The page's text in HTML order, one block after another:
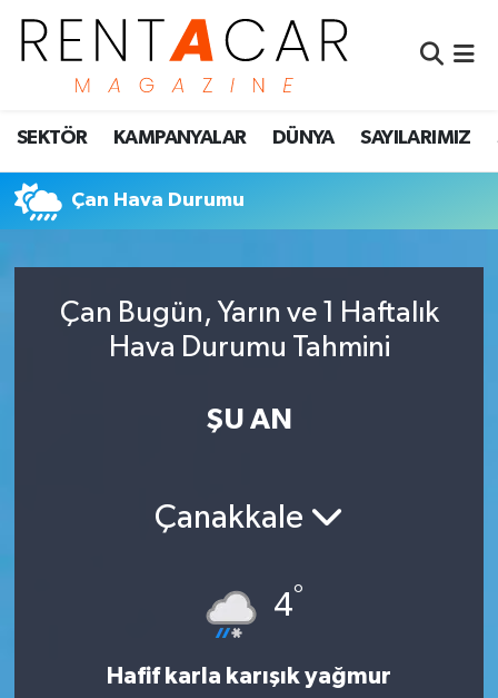
SEKTÖR KAMPANYALAR DÜNYA SAYILARIMIZ
Çan Hava Durumu
Çan Bugün, Yarın ve 1 Haftalık
Hava Durumu Tahmini
ŞU AN
Çanakkale
4°
Hafif karla karışık yağmur
İstanbul Nöbetçi Eczaneler
İstanbul Hava Durumu
İstanbul Namaz Vakitleri
Süper Lig Puan Durumu ve Fikstür
Son Dakika Haberleri